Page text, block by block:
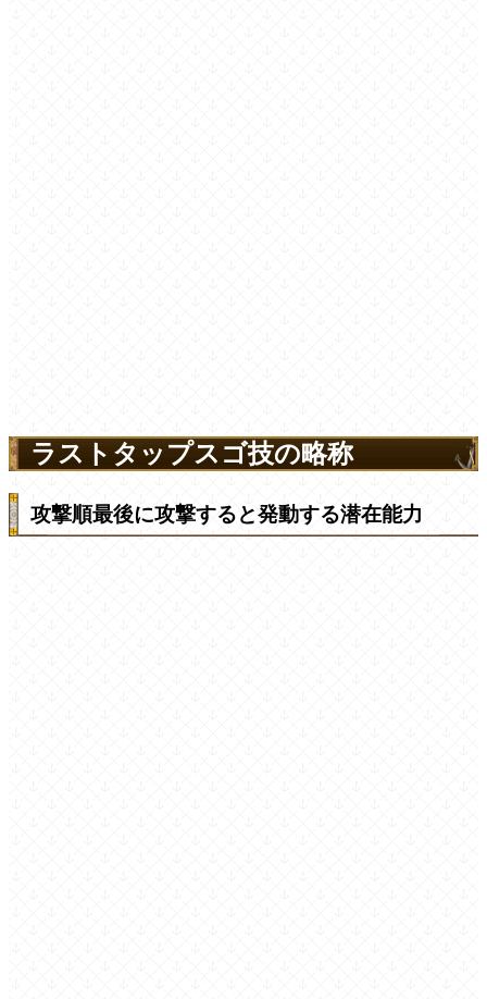
ラストタップスゴ技の略称
攻撃順最後に攻撃すると発動する潜在能力